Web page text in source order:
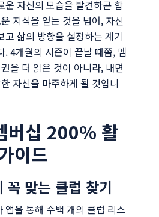
운 자신의 모습을 발견하곤 합
지식을 얻는 것을 넘어, 자신
고 삶의 방향을 설정하는 계기
. 4개월의 시즌이 끝날 때쯤, 멤
을 더 읽은 것이 아니라, 내면
자신을 마주하게 될 것입니
버십 200% 활
이드
꼭 맞는 클럽 찾기
앱을 통해 수백 개의 클럽 리스